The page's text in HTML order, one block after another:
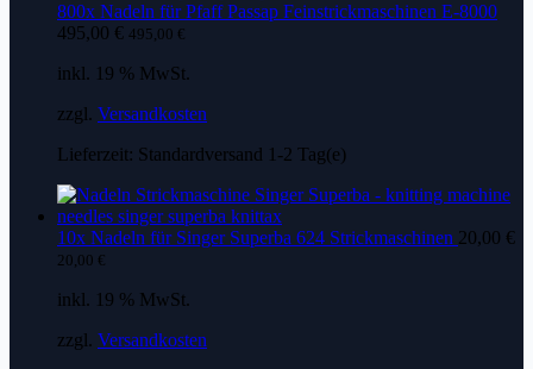
800x Nadeln für Pfaff Passap Feinstrickmaschinen E-8000
495,00 € 495,00 €
inkl. 19 % MwSt.
zzgl. Versandkosten
Lieferzeit: Standardversand 1-2 Tag(e)
10x Nadeln für Singer Superba 624 Strickmaschinen 20,00 €
20,00 €
inkl. 19 % MwSt.
zzgl. Versandkosten